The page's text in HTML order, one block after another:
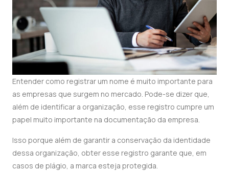
Entender como registrar um nome é muito importante para
as empresas que surgem no mercado. Pode-se dizer que,
além de identificar a organização, esse registro cumpre um
papel muito importante na documentação da empresa.
Isso porque além de garantir a conservação da identidade
dessa organização, obter esse registro garante que, em
casos de plágio, a marca esteja protegida.